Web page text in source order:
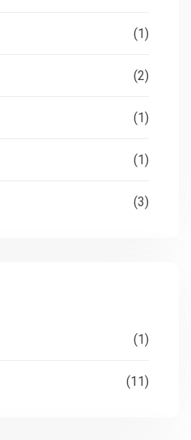
(1)
(2)
(1)
(1)
(3)
(1)
(11)